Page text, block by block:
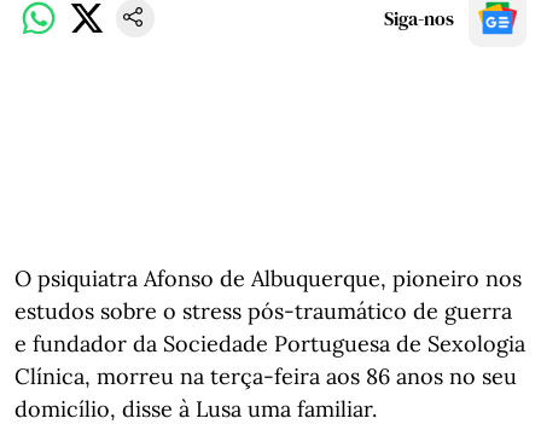
Siga-nos
O psiquiatra Afonso de Albuquerque, pioneiro nos
estudos sobre o stress pós-traumático de guerra
e fundador da Sociedade Portuguesa de Sexologia
Clínica, morreu na terça-feira aos 86 anos no seu
domicílio, disse à Lusa uma familiar.